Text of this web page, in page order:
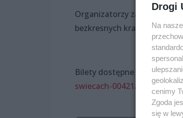
Organizatorzy zapraszają
bezkresnych krajobrazach
Bilety dostępne na:
https://
swiecach-00421/
Drogi
Na
cenimy
Zgoda
się w